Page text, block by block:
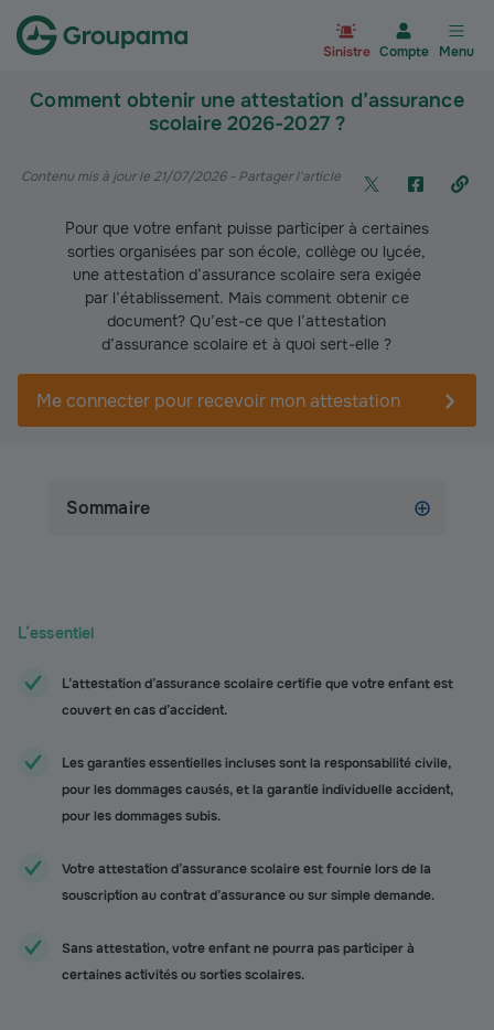
Sinistre Compte Menu
Comment obtenir une attestation d’assurance
scolaire 2026-2027 ?
Contenu mis à jour le 21/07/2026- Partager l'article
Pour que votre enfant puisse participer à certaines
sorties organisées par son école, collège ou lycée,
une attestation d’assurance scolaire sera exigée
par l’établissement. Mais comment obtenir ce
document? Qu’est-ce que l’attestation
d’assurance scolaire et à quoi sert-elle ?
Me connecter pour recevoir mon attestation
Sommaire
L’essentiel
L’attestation d’assurance scolaire certifie que votre enfant est
couvert en cas d’accident.
Les garanties essentielles incluses sont la responsabilité civile,
pour les dommages causés, et la garantie individuelle accident,
pour les dommages subis.
Votre attestation d’assurance scolaire est fournie lors de la
souscription au contrat d’assurance ou sur simple demande.
Sans attestation, votre enfant ne pourra pas participer à
certaines activités ou sorties scolaires.